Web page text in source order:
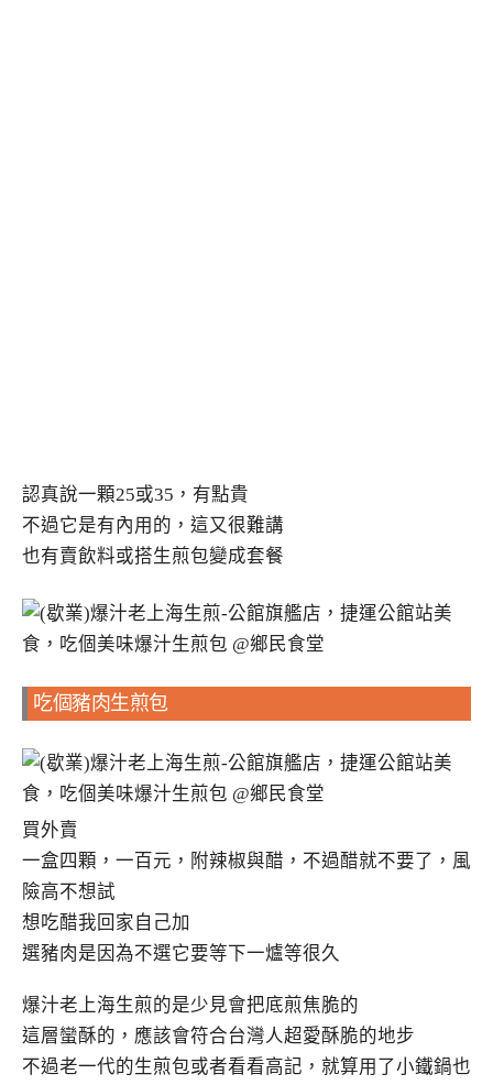
認真說一顆25或35，有點貴
不過它是有內用的，這又很難講
也有賣飲料或搭生煎包變成套餐
吃個豬肉生煎包
買外賣
一盒四顆，一百元，附辣椒與醋，不過醋就不要了，風
險高不想試
想吃醋我回家自己加
選豬肉是因為不選它要等下一爐等很久
爆汁老上海生煎的是少見會把底煎焦脆的
這層蠻酥的，應該會符合台灣人超愛酥脆的地步
不過老一代的生煎包或者看看高記，就算用了小鐵鍋也